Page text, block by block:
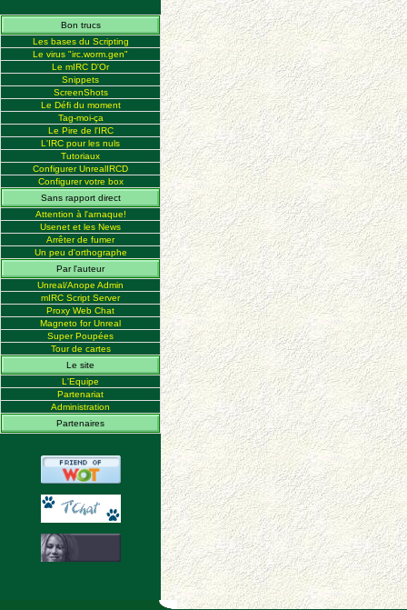
Bon trucs
Les bases du Scripting
Le virus "irc.worm.gen"
Le mIRC D'Or
Snippets
ScreenShots
Le Défi du moment
Tag-moi-ça
Le Pire de l'IRC
L'IRC pour les nuls
Tutoriaux
Configurer UnrealIRCD
Configurer votre box
Sans rapport direct
Attention à l'arnaque!
Usenet et les News
Arrêter de fumer
Un peu d'orthographe
Par l'auteur
Unreal/Anope Admin
mIRC Script Server
Proxy Web Chat
Magneto for Unreal
Super Poupées
Tour de cartes
Le site
L'Equipe
Partenariat
Administration
Partenaires